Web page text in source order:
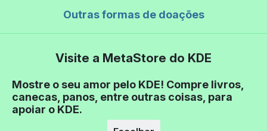
Outras formas de doações
Visite a MetaStore do KDE
Mostre o seu amor pelo KDE! Compre livros,
canecas, panos, entre outras coisas, para
apoiar o KDE.